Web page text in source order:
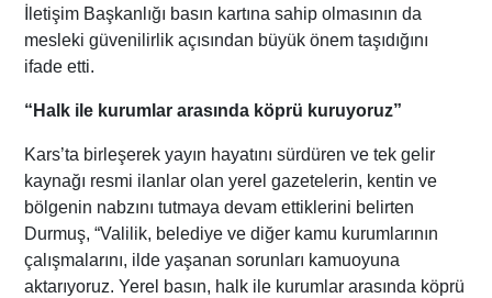
İletişim Başkanlığı basın kartına sahip olmasının da
mesleki güvenilirlik açısından büyük önem taşıdığını
ifade etti.
“Halk ile kurumlar arasında köprü kuruyoruz”
Kars’ta birleşerek yayın hayatını sürdüren ve tek gelir
kaynağı resmi ilanlar olan yerel gazetelerin, kentin ve
bölgenin nabzını tutmaya devam ettiklerini belirten
Durmuş, “Valilik, belediye ve diğer kamu kurumlarının
çalışmalarını, ilde yaşanan sorunları kamuoyuna
aktarıyoruz. Yerel basın, halk ile kurumlar arasında köprü